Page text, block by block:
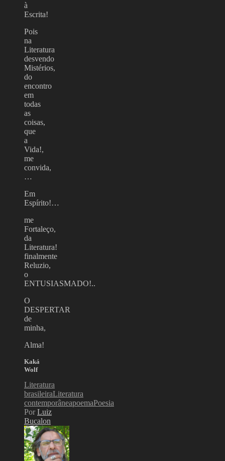
à
Escrita!
Pois
na
Literatura
desvendo
Mistérios,
do
encontro
em
todas
as
coisas,
que
a
Vida!,
me
convida,
…
Em
Espírito!…
me
Fortaleço,
da
Literatura!
finalmente
Reluzio,
o
ENTUSIASMADO!..
O
DESPERTAR
de
minha,
Alma!
Kaká
Wolf
Literatura
brasileiraLiteratura
contemporâneapoemaPoesia
Por Luiz
Bucalon